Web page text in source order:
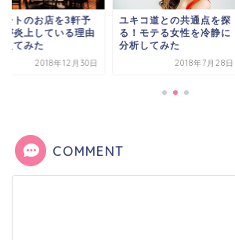
ートのお店を3軒予
が炎上している理由
えてみた
2018年12月30日
ユキコ道との共通点を探
る！モテる女性を冷静に
分析してみた
2018年7月28日
COMMENT